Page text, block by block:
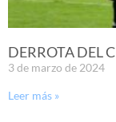
DERROTA DEL
3 de marzo de 2024
Leer más »